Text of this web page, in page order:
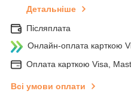
Детальніше
Післяплата
Онлайн-оплата карткою
Оплата карткою Visa,
Всі умови оплати